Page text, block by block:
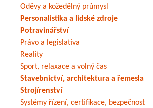
Oděvy a kožedělný průmysl
Personalistika a lidské zdroje
Potravinářství
Právo a legislativa
Reality
Sport, relaxace a volný čas
Stavebnictví, architektura a řemesla
Strojírenství
Systémy řízení, certifikace, bezpečnost